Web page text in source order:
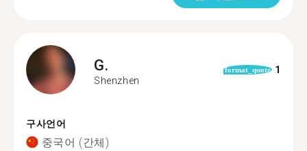
G.
Shenzhen
format_quote 1
구사언어
중국어 (간체)